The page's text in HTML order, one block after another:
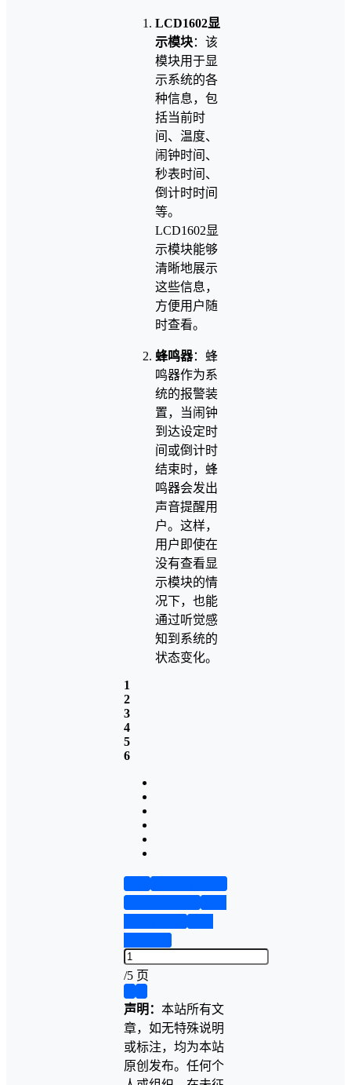
LCD1602显
示模块：该
模块用于显
示系统的各
种信息，包
括当前时
间、温度、
闹钟时间、
秒表时间、
倒计时时间
等。
LCD1602显
示模块能够
清晰地展示
这些信息，
方便用户随
时查看。
蜂鸣器：蜂
鸣器作为系
统的报警装
置，当闹钟
到达设定时
间或倒计时
结束时，蜂
鸣器会发出
声音提醒用
户。这样，
用户即使在
没有查看显
示模块的情
况下，也能
通过听觉感
知到系统的
状态变化。
1
2
3
4
5
6
/5 页
声明： 本站所有文
章，如无特殊说明
或标注，均为本站
原创发布。任何个